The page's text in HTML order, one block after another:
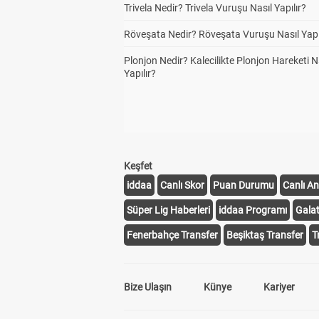
76'
74'
72'
60'
59'
56'
Trivela Nedir? Trivela Vuruşu Nasıl Yapılır?
Röveşata Nedir? Röveşata Vuruşu Nasıl
Plonjon Nedir? Kalecilikte Plonjon Hareketi
Yapılır?
Keşfet
iddaa
Canlı Skor Puan Durumu Canlı
Süper Lig Haberleri iddaa Programı
Fenerbahçe Transfer Beşiktaş Transfer
Bize Ulaşın Künye Kariyer